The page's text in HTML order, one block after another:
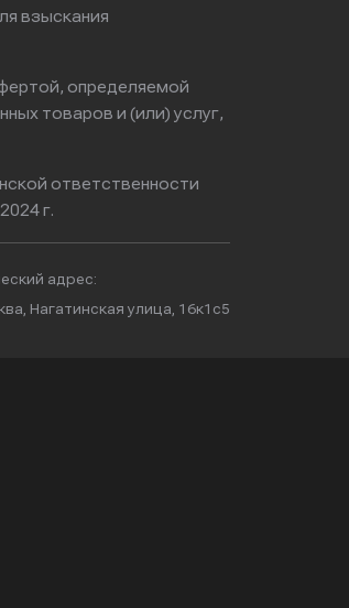
взыскания
определяемой
товаров и (или) услуг,
ответственности
г.
адрес:
Нагатинская улица, 16к1с5